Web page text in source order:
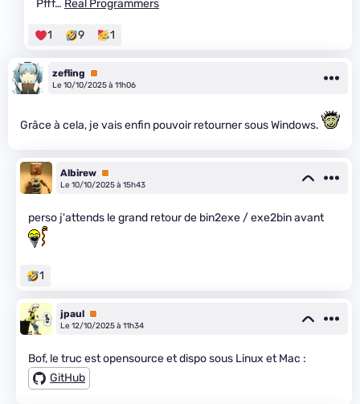
Pfff… Real Programmers
1 9 1
zefling
Premium
Le 10/10/2025 à 11h06
Grâce à cela, je vais enfin pouvoir retourner sous Windows.
Albirew Premium
Le 10/10/2025 à 15h43
perso j'attends le grand retour de bin2exe / exe2bin avant
1
jpaul Premium
Le 12/10/2025 à 11h34
Bof, le truc est opensource et dispo sous Linux et Mac :
GitHub